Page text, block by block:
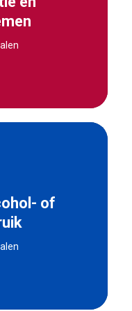
te raken.”
of bezorgd.
of
ik dat hij elke
en ik besefte dat
was. Hij
te doen.”